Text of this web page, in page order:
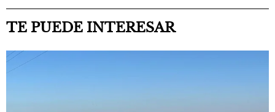
TE PUEDE INTERESAR